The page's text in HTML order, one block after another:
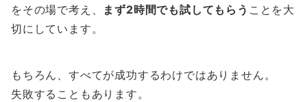
をその場で考え、
まず2時間でも試してもらう ことを大
切にしています。
もちろん、すべてが成功するわけではありません。
失敗することもあります。